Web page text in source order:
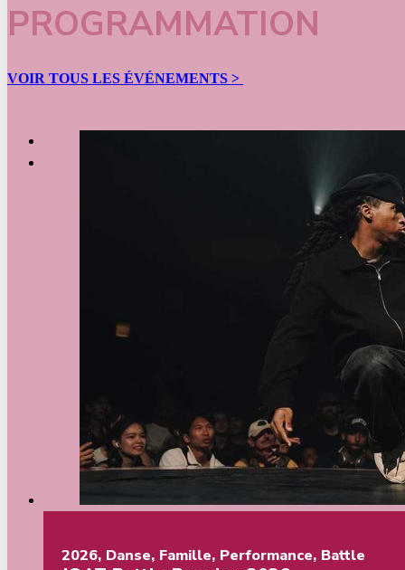
PROGRAMMATION
VOIR TOUS LES ÉVÉNEMENTS >
2026, Danse, Famille, Performance, Battle